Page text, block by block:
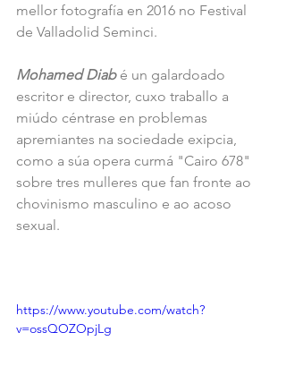
mellor fotografía en 2016 no Festival
de Valladolid Seminci.
Mohamed Diab é un galardoado
escritor e director, cuxo traballo a
miúdo céntrase en problemas
apremiantes na sociedade exipcia,
como a súa opera curmá "Cairo 678"
sobre tres mulleres que fan fronte ao
chovinismo masculino e ao acoso
sexual.
https://www.youtube.com/watch?
v=ossQOZOpjLg